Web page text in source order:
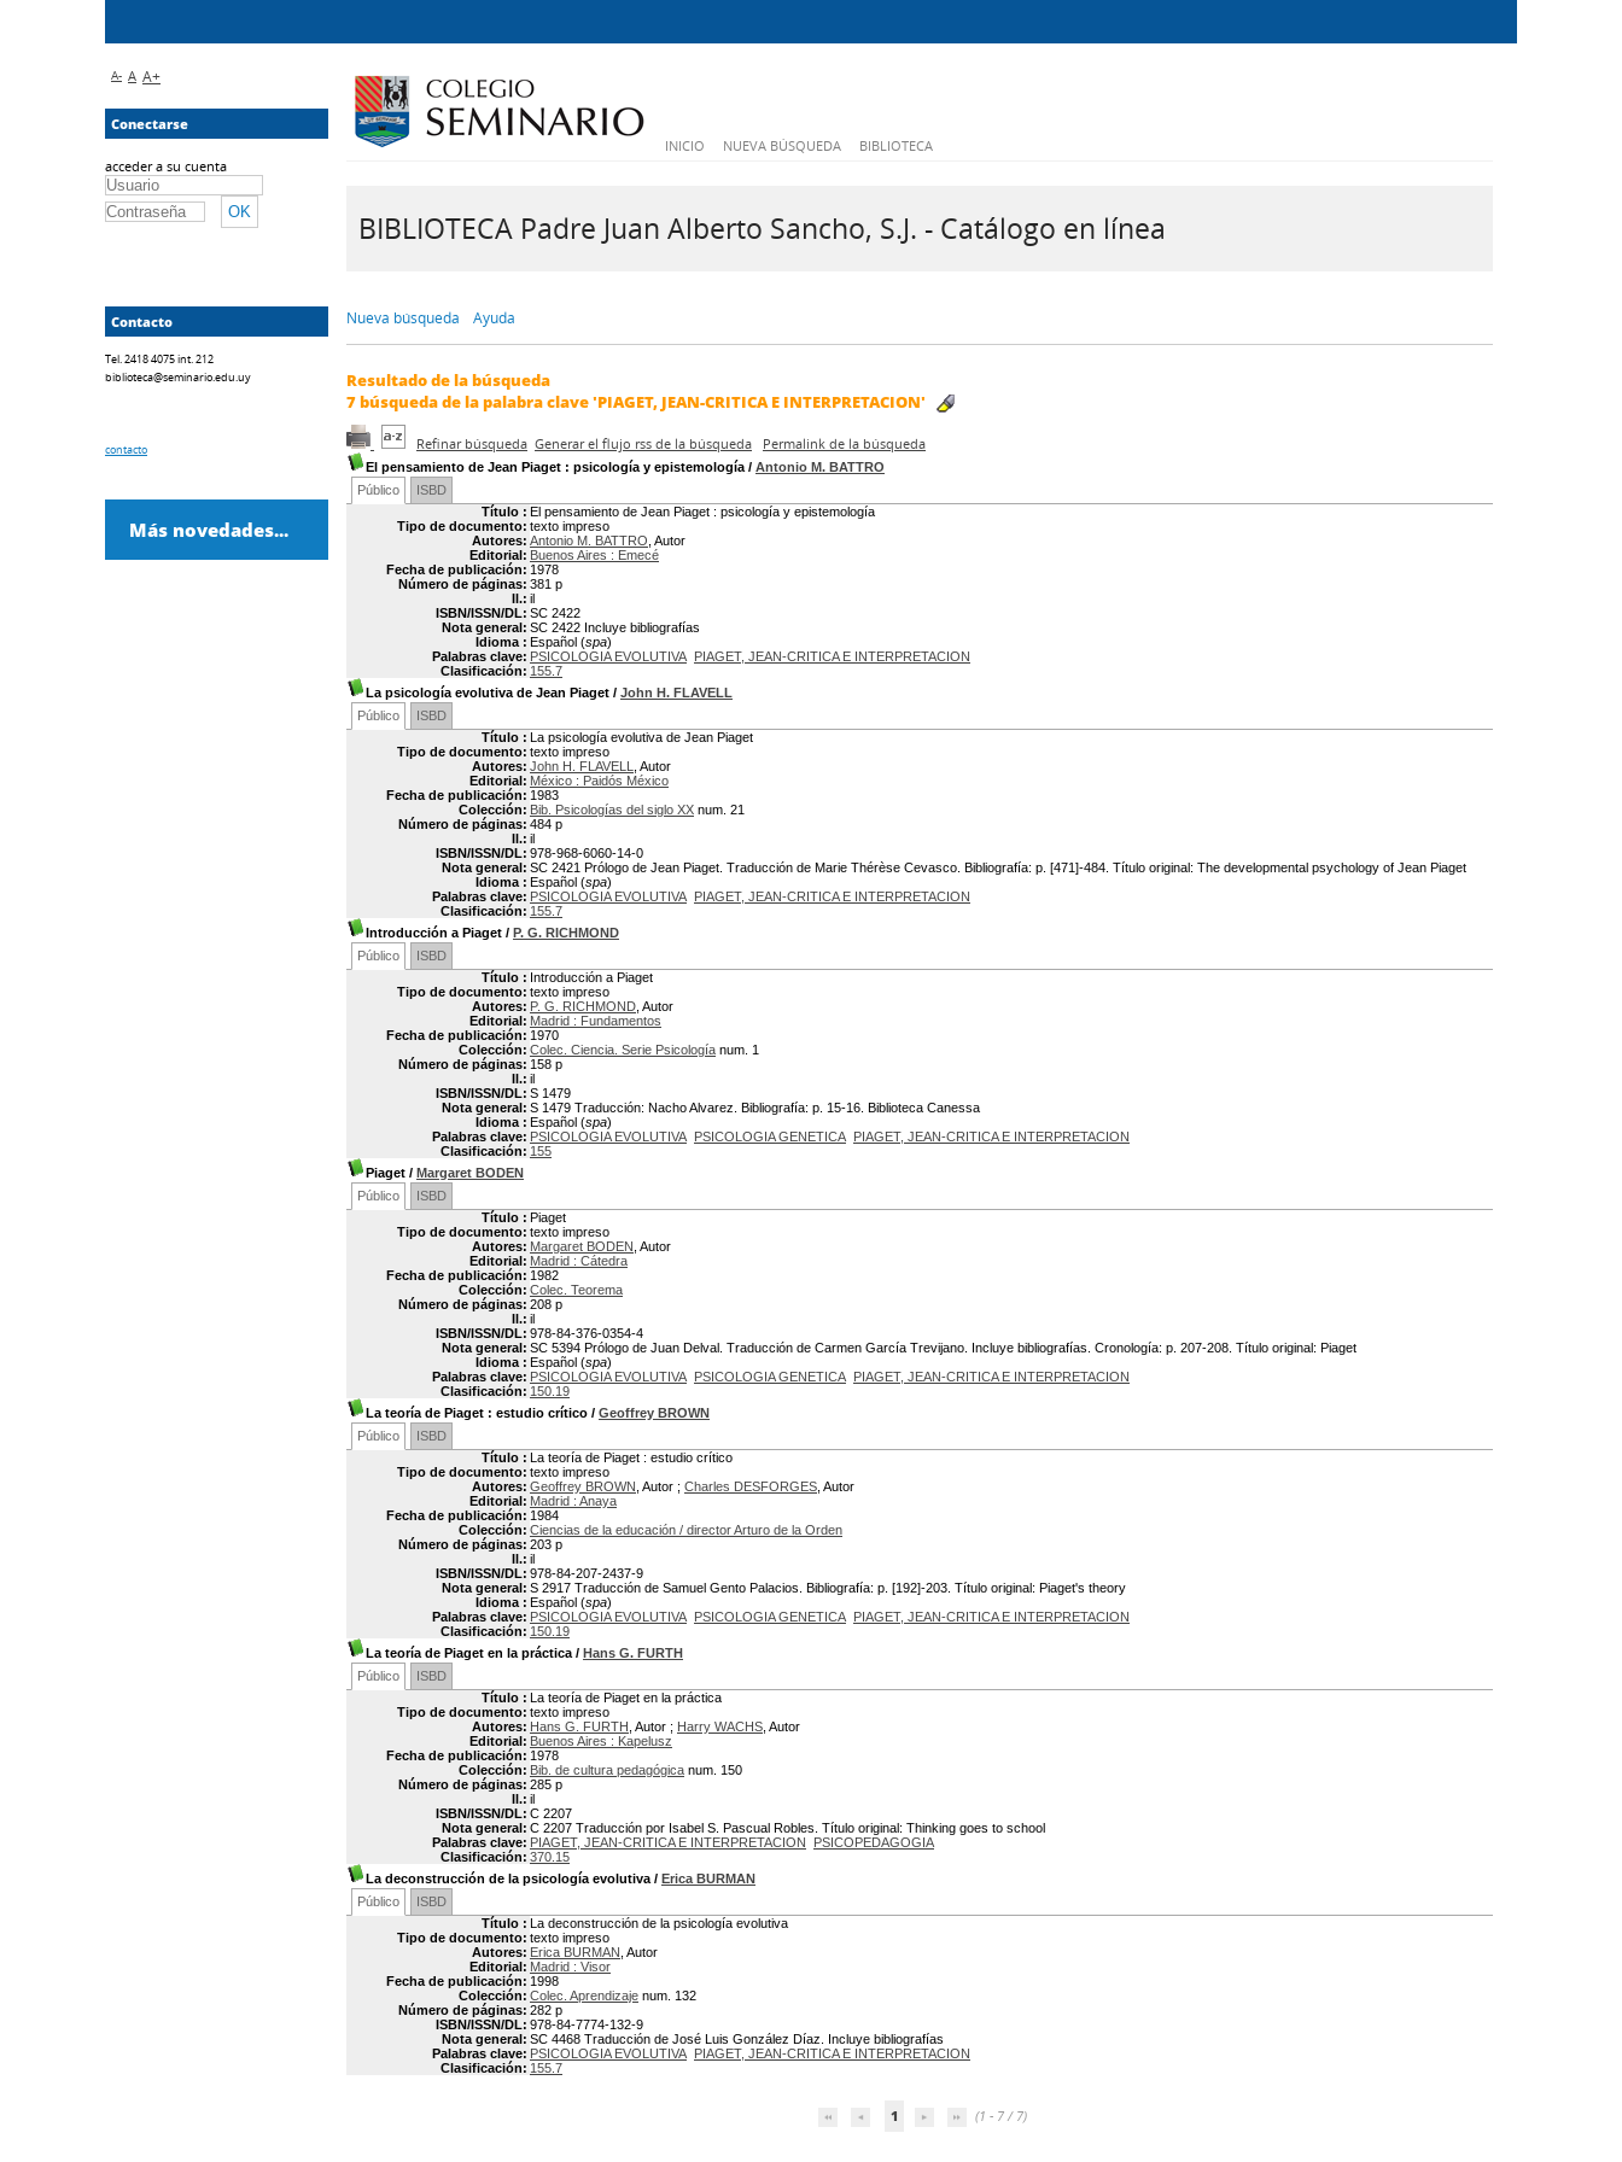
INICIO NUEVA BÚSQUEDA BIBLIOTECA
BIBLIOTECA Padre Juan Alberto Sancho, S.J. - Catálogo en línea
Nueva búsqueda Ayuda
Resultado de la búsqueda
7búsqueda de la palabra clave'PIAGET, JEAN-CRITICA E INTERPRETACION'
Refinar búsqueda Generar el flujo rss de la búsqueda Permalink de la búsqueda
El pensamiento de Jean Piaget : psicología y epistemología / Antonio M. BATTRO
Público
ISBD
Título : El pensamiento de Jean Piaget : psicología y epistemología
Tipo de documento: texto impreso
Autores: Antonio M. BATTRO , Autor
Editorial: Buenos Aires : Emecé
Fecha de publicación: 1978
Número de páginas: 381 p
Il.: il
ISBN/ISSN/DL: SC 2422
Nota general: SC 2422 Incluye bibliografías
Idioma : Español (spa)
Palabras clave: PSICOLOGIA EVOLUTIVA PIAGET, JEAN-CRITICA E INTERPRETACION
Clasificación: 155.7
La psicología evolutiva de Jean Piaget / John H. FLAVELL
Público
ISBD
Título : La psicología evolutiva de Jean Piaget
Tipo de documento: texto impreso
Autores: John H. FLAVELL
, Autor
Editorial: México : Paidós México
Fecha de publicación: 1983
Colección: Bib. Psicologías del siglo XX num. 21
Número de páginas: 484 p
Il.: il
ISBN/ISSN/DL: 978-968-6060-14-0
Nota general: SC 2421 Prólogo de Jean Piaget. Traducción de Marie Thérèse Cevasco. Bibliografía: p. [471]-484. Título original: The developmental psychology of Jean Piaget
Idioma : Español (spa)
Palabras clave: PSICOLOGIA EVOLUTIVA PIAGET, JEAN-CRITICA E INTERPRETACION
Clasificación: 155.7
Introducción a Piaget / P. G. RICHMOND
Público
ISBD
Título : Introducción a Piaget
Tipo de documento: texto impreso
Autores: P. G. RICHMOND , Autor
Editorial: Madrid : Fundamentos
Fecha de publicación: 1970
Colección: Colec. Ciencia. Serie Psicología num. 1
Número de páginas: 158 p
Il.: il
ISBN/ISSN/DL: S 1479
Nota general: S 1479 Traducción: Nacho Alvarez. Bibliografía: p. 15-16. Biblioteca Canessa
Idioma : Español (spa)
Palabras clave: PSICOLOGIA EVOLUTIVA PSICOLOGIA GENETICA PIAGET, JEAN-CRITICA E INTERPRETACION
Clasificación: 155
Piaget / Margaret BODEN
Público
ISBD
Título : Piaget
Tipo de documento: texto impreso
Autores: Margaret BODEN , Autor
Editorial: Madrid : Cátedra
Fecha de publicación: 1982
Colección: Colec. Teorema
Número de páginas: 208 p
Il.: il
ISBN/ISSN/DL: 978-84-376-0354-4
Nota general: SC 5394 Prólogo de Juan Delval. Traducción de Carmen García Trevijano. Incluye bibliografías. Cronología: p. 207-208. Título original: Piaget
Idioma : Español (spa)
Palabras clave: PSICOLOGIA EVOLUTIVA PSICOLOGIA GENETICA PIAGET, JEAN-CRITICA E INTERPRETACION
Clasificación: 150.19
La teoría de Piaget : estudio crítico / Geoffrey BROWN
Público
ISBD
Título : La teoría de Piaget : estudio crítico
Tipo de documento: texto impreso
Autores: Geoffrey BROWN , Autor ; Charles DESFORGES , Autor
Editorial: Madrid : Anaya
Fecha de publicación: 1984
Colección: Ciencias de la educación / director Arturo de la Orden
Número de páginas: 203 p
Il.: il
ISBN/ISSN/DL: 978-84-207-2437-9
Nota general: S 2917 Traducción de Samuel Gento Palacios. Bibliografía: p. [192]-203. Título original: Piaget's theory
Idioma : Español (spa)
Palabras clave: PSICOLOGIA EVOLUTIVA PSICOLOGIA GENETICA PIAGET, JEAN-CRITICA E INTERPRETACION
Clasificación: 150.19
La teoría de Piaget en la práctica / Hans G. FURTH
Público
ISBD
Título : La teoría de Piaget en la práctica
Tipo de documento: texto impreso
Autores: Hans G. FURTH , Autor ; Harry WACHS , Autor
Editorial: Buenos Aires : Kapelusz
Fecha de publicación: 1978
Colección: Bib. de cultura pedagógica num. 150
Número de páginas: 285 p
Il.: il
ISBN/ISSN/DL: C 2207
Nota general: C 2207 Traducción por Isabel S. Pascual Robles. Título original: Thinking goes to school
Palabras clave: PIAGET, JEAN-CRITICA E INTERPRETACION
PSICOPEDAGOGIA
Clasificación: 370.15
La deconstrucción de la psicología evolutiva / Erica BURMAN
Público
ISBD
Título : La deconstrucción de la psicología evolutiva
Tipo de documento: texto impreso
Autores: Erica BURMAN , Autor
Editorial: Madrid : Visor
Fecha de publicación: 1998
Colección: Colec. Aprendizaje num. 132
Número de páginas: 282 p
ISBN/ISSN/DL: 978-84-7774-132-9
Nota general: SC 4468 Traducción de José Luis González Díaz. Incluye bibliografías
Palabras clave: PSICOLOGIA EVOLUTIVA PIAGET, JEAN-CRITICA E INTERPRETACION
Clasificación: 155.7
1 (1 - 7 / 7)
A- A A+
Conectarse
acceder a su cuenta
Contacto
Tel. 2418 4075 int. 212
biblioteca@seminario.edu.uy
contacto
Más novedades...